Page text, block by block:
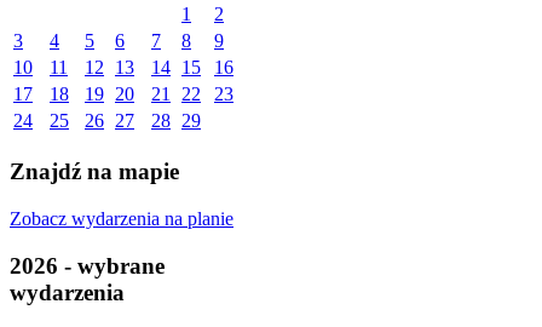
1
2
3
4 5 6 7 8
9
10
11 12 13 14 15
16
17
18 19 20 21 22
23
24
25 26 27 28 29
Znajdź na mapie
Zobacz wydarzenia na planie
2026 - wybrane
wydarzenia